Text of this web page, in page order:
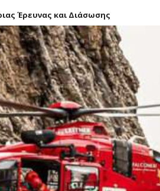
Έρευνας και Διάσωσης